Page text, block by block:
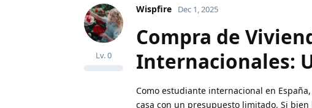
Wispfire
Lv.0
Dec 1, 2025
Compra de
Internacionales:
Como estudiante internacional en
casa con un presupuesto limitado. Si